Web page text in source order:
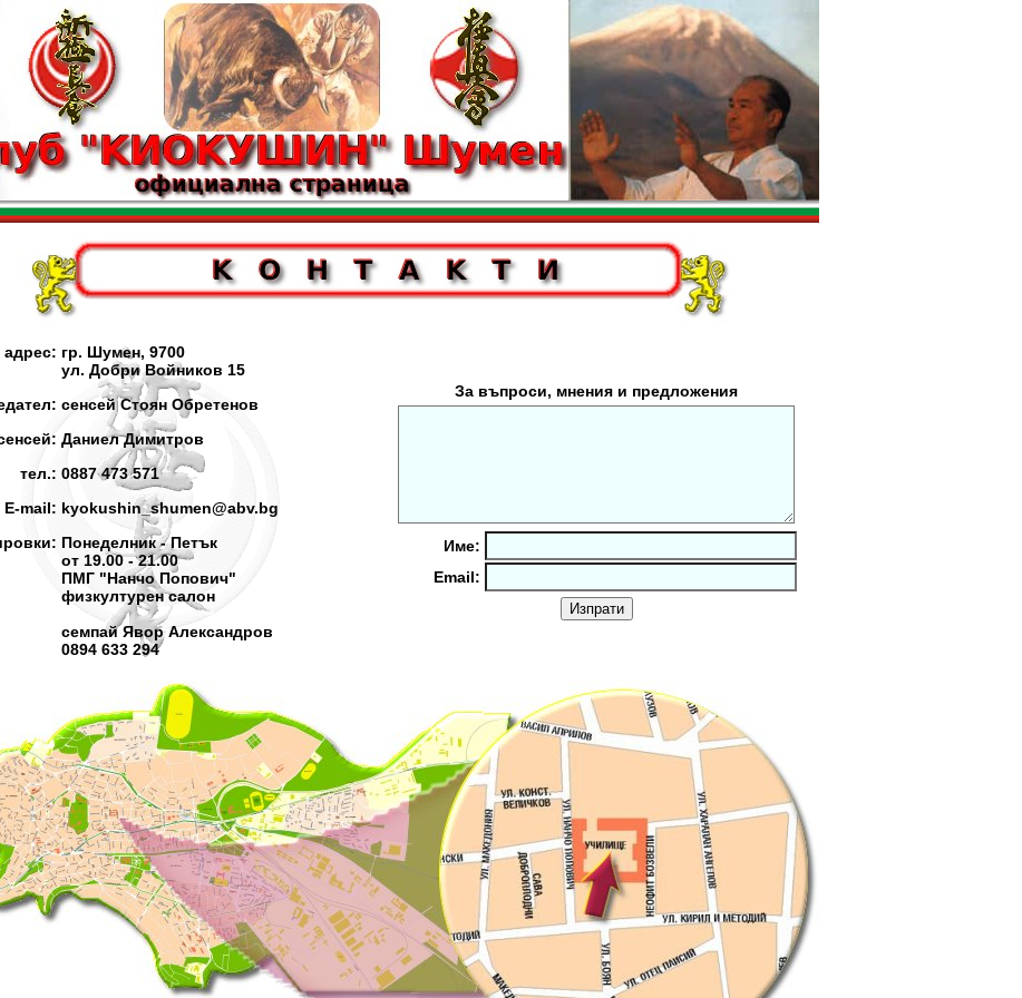
адрес: гр. Шумен, 9700
ул. Добри Войников 15
сенсей Стоян Обретенов
Даниел Димитров
тел.: 0887 473 571
E-mail: kyokushin_shumen@abv.bg
Понеделник - Петък
от 19.00 - 21.00
ПМГ "Нанчо Попович"
физкултурен салон
семпай Явор Александров
0894 633 294
За въпроси, мнения и предложения
Име:
Email: